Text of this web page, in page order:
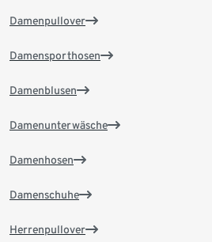
Damenpullover
Damensporthosen
Damenblusen
Damenunterwäsche
Damenhosen
Damenschuhe
Herrenpullover